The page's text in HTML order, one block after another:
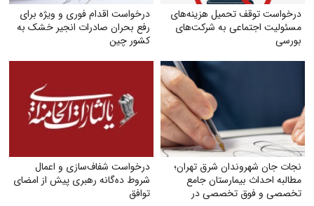
درخواست توقف تحمیل هزینه‌های
مسئولیت اجتماعی به شرکت‌های
بورسی
درخواست اقدام فوری و ویژه برای
رفع بحران صادرات انجیر خشک به
کشور چین
نجات جان شهروندان شرق تهران؛
مطالبه احداث بیمارستان جامع
تخصصی و فوق تخصصی در
درخواست شفاف‌سازی و اعمال
شروط ده‌گانه رهبری پیش از امضای
توافق